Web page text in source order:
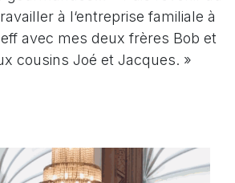
à l‘entreprise familiale à
avec mes deux frères Bob et
cousins Joé et Jacques. »